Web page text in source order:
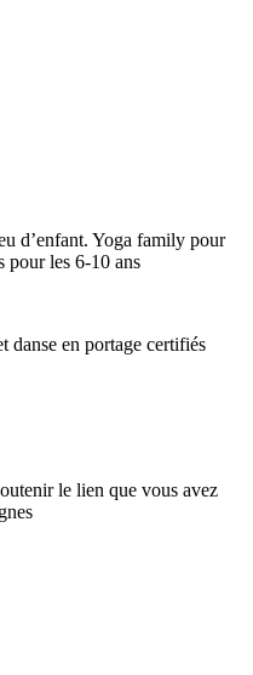
d’enfant. Yoga family pour
pour les 6-10 ans
danse en portage certifiés
le lien que vous avez